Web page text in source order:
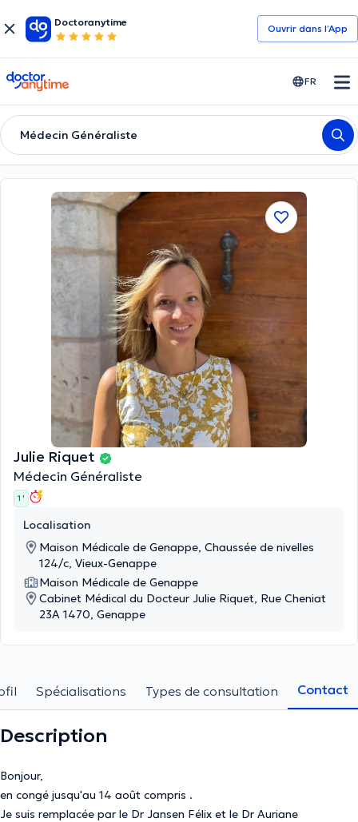
Doctoranytime
Ouvrir dans l’App
doctoranytime FR
Médecin Généraliste
Julie Riquet
Médecin Généraliste
1 '
Localisation
Maison Médicale de Genappe, Chaussée de nivelles
124/c, Vieux-Genappe
Maison Médicale de Genappe
Cabinet Médical du Docteur Julie Riquet, Rue Cheniat
23A 1470, Genappe
Spécialisations Types de consultation Contact
Description
Bonjour,
en congé jusqu'au 14 août compris .
Je suis remplacée par le Dr Jansen Félix et le Dr Auriane